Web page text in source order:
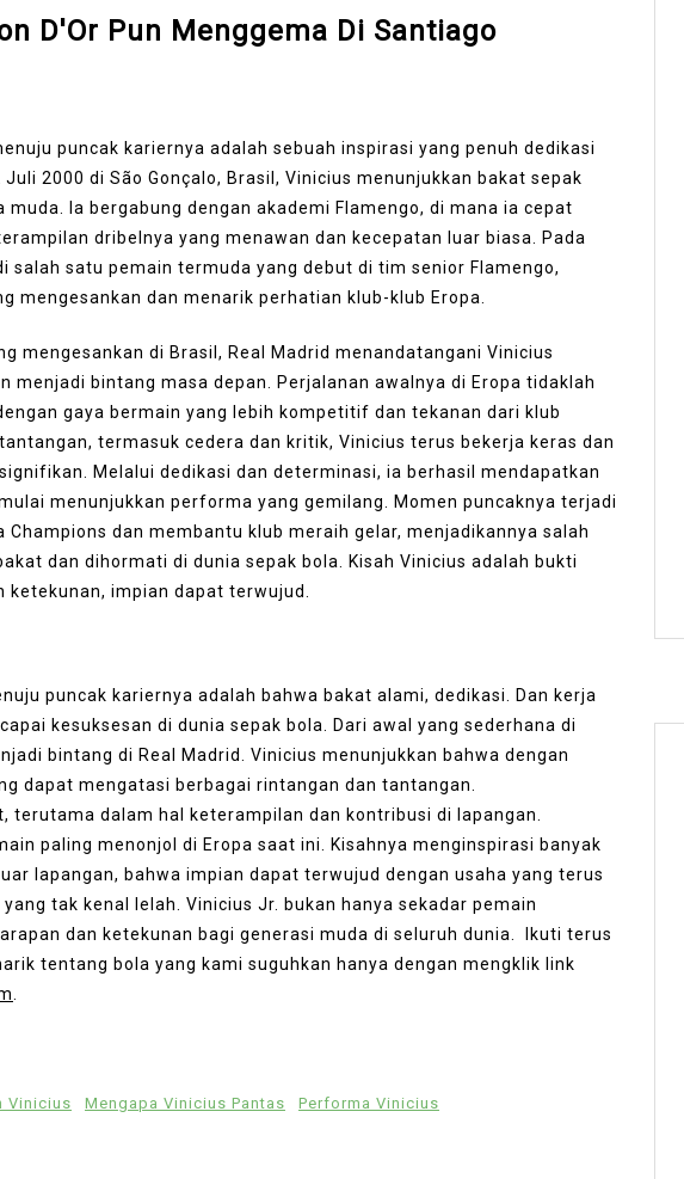
puncak kariernya adalah sebuah inspirasi yang penuh dedikasi
2000 di São Gonçalo, Brasil, Vinicius menunjukkan bakat sepak
muda. Ia bergabung dengan akademi Flamengo, di mana ia cepat
dribelnya yang menawan dan kecepatan luar biasa. Pada
salah satu pemain termuda yang debut di tim senior Flamengo,
mengesankan dan menarik perhatian klub-klub Eropa.
mengesankan di Brasil, Real Madrid menandatangani Vinicius
menjadi bintang masa depan. Perjalanan awalnya di Eropa tidaklah
gaya bermain yang lebih kompetitif dan tekanan dari klub
termasuk cedera dan kritik, Vinicius terus bekerja keras dan
Melalui dedikasi dan determinasi, ia berhasil mendapatkan
menunjukkan performa yang gemilang. Momen puncaknya terjadi
dan membantu klub meraih gelar, menjadikannya salah
dan dihormati di dunia sepak bola. Kisah Vinicius adalah bukti
ketekunan, impian dapat terwujud.
puncak kariernya adalah bahwa bakat alami, dedikasi. Dan kerja
kesuksesan di dunia sepak bola. Dari awal yang sederhana di
bintang di Real Madrid. Vinicius menunjukkan bahwa dengan
dapat mengatasi berbagai rintangan dan tantangan.
terutama dalam hal keterampilan dan kontribusi di lapangan.
paling menonjol di Eropa saat ini. Kisahnya menginspirasi banyak
lapangan, bahwa impian dapat terwujud dengan usaha yang terus
tak kenal lelah. Vinicius Jr. bukan hanya sekadar pemain
dan ketekunan bagi generasi muda di seluruh dunia. Ikuti terus
tentang bola yang kami suguhkan hanya dengan mengklik link
Vinicius Mengapa Vinicius Pantas Performa Vinicius